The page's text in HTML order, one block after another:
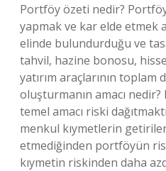
Portföy özeti nedir? Portföy,
yapmak ve kar elde etmek
elinde bulundurduğu ve
tahvil, hazine bonosu,
yatırım araçlarının
oluşturmanın amacı
temel amacı riski
menkul kıymetlerin
etmediğinden portföyün
kıymetin riskinden daha